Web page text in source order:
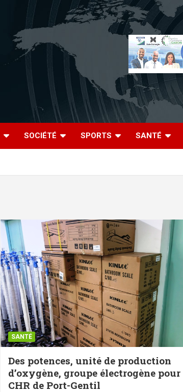
SOCIÉTÉ SPORTS SANTÉ
SANTÉ
Des potences, unité de production
d’oxygène, groupe électrogène pour
CHR de Port-Gentil